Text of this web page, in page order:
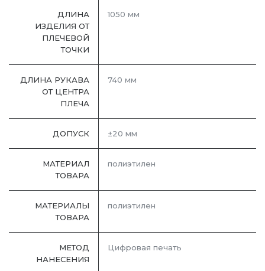
ДЛИНА
ИЗДЕЛИЯ ОТ
ПЛЕЧЕВОЙ
ТОЧКИ
1050 мм
ДЛИНА РУКАВА
ОТ ЦЕНТРА
ПЛЕЧА
740 мм
ДОПУСК ±20 мм
МАТЕРИАЛ
ТОВАРА
полиэтилен
МАТЕРИАЛЫ
ТОВАРА
полиэтилен
МЕТОД
НАНЕСЕНИЯ
Цифровая печать